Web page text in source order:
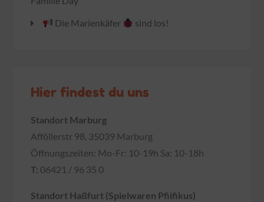
Die Marienkäfer
sind los!
Hier findest du uns
Standort Marburg
Afföllerstr 98, 35039 Marburg
Öffnungszeiten: Mo-Fr: 10-19h Sa: 10-18h
T: 06421 / 96 35 0
Standort Haßfurt (Spielwaren Pfiifikus)